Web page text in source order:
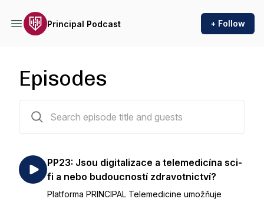
Principal Podcast + Follow
Episodes
PP23: Jsou digitalizace a telemedicína sci-
fi a nebo budoucností zdravotnictví?
Platforma PRINCIPAL Telemedicine umožňuje